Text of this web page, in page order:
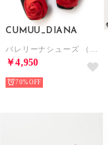
CUMUU_DIANA
￥4,950
70%